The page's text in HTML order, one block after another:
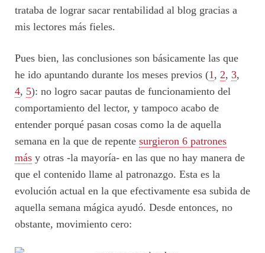
trataba de lograr sacar rentabilidad al blog gracias a
mis lectores más fieles.
Pues bien, las conclusiones son básicamente las que
he ido apuntando durante los meses previos (1 , 2, 3,
4, 5): no logro sacar pautas de funcionamiento del
comportamiento del lector, y tampoco acabo de
entender porqué pasan cosas como la de aquella
semana en la que de repente surgieron 6 patrones
más y otras -la mayoría- en las que no hay manera de
que el contenido llame al patronazgo. Esta es la
evolución actual en la que efectivamente esa subida de
aquella semana mágica ayudó. Desde entonces, no
obstante, movimiento cero: